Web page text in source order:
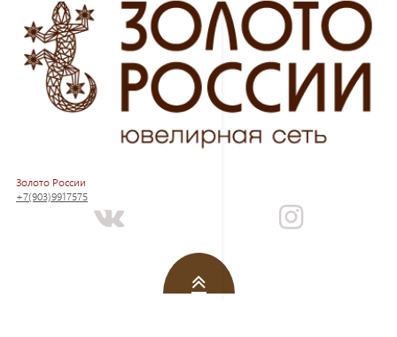
Золото России
+7(903)9917575